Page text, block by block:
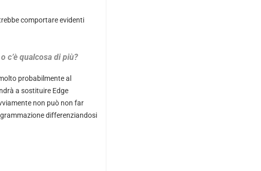
comportare evidenti
c’è qualcosa di più?
probabilmente al
a sostituire Edge
non può non far
differenziandosi